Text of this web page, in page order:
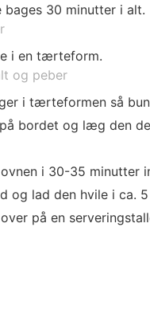
bages 30 minutter i alt.
i en tærteform.
og peber
i tærteformen så
bordet og læg den
i 30-35 minutter
og lad den hvile i ca. 5
på en